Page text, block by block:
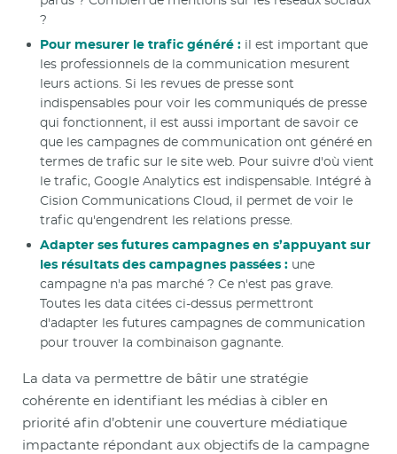
?
Pour mesurer le trafic généré : il est important que
les professionnels de la communication mesurent
leurs actions. Si les revues de presse sont
indispensables pour voir les communiqués de presse
qui fonctionnent, il est aussi important de savoir ce
que les campagnes de communication ont généré en
termes de trafic sur le site web. Pour suivre d'où vient
le trafic, Google Analytics est indispensable. Intégré à
Cision Communications Cloud, il permet de voir le
trafic qu'engendrent les relations presse.
Adapter ses futures campagnes en s’appuyant sur
les résultats des campagnes passées : une
campagne n'a pas marché ? Ce n'est pas grave.
Toutes les data citées ci-dessus permettront
d'adapter les futures campagnes de communication
pour trouver la combinaison gagnante.
La data va permettre de bâtir une stratégie
cohérente en identifiant les médias à cibler en
priorité afin d’obtenir une couverture médiatique
impactante répondant aux objectifs de la campagne